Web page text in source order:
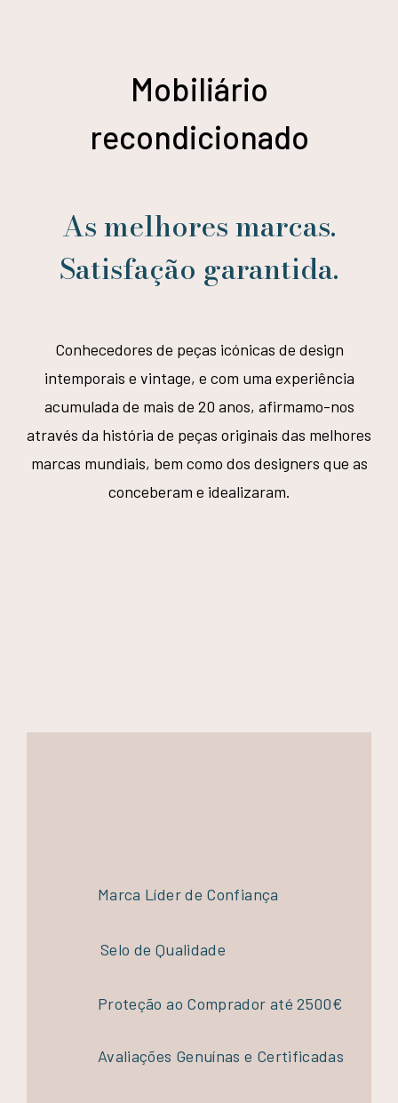
Mobiliário
recondicionado
As melhores marcas.
Satisfação garantida.
Conhecedores de peças icónicas de design
intemporais e vintage, e com uma experiência
acumulada de mais de 20 anos, afirmamo-nos
através da história de peças originais das melhores
marcas mundiais, bem como dos designers que as
conceberam e idealizaram.
Marca Líder de Confiança
Selo de Qualidade
Proteção ao Comprador até 2500€
Avaliações Genuínas e Certificadas